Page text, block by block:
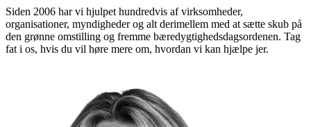
Siden 2006 har vi hjulpet hundredvis af virksomheder,
organisationer, myndigheder og alt derimellem med at sætte skub på
den grønne omstilling og fremme bæredygtighedsdagsordenen. Tag
fat i os, hvis du vil høre mere om, hvordan vi kan hjælpe jer.